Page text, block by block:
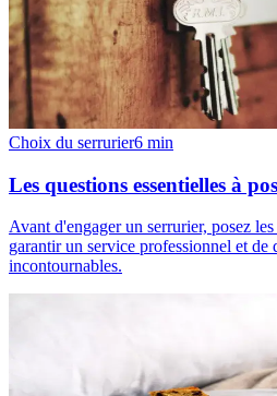
Choix du serrurier6 min
Les questions essentielles à
Avant d'engager un serrurier, posez
garantir un service professionnel et de
incontournables.